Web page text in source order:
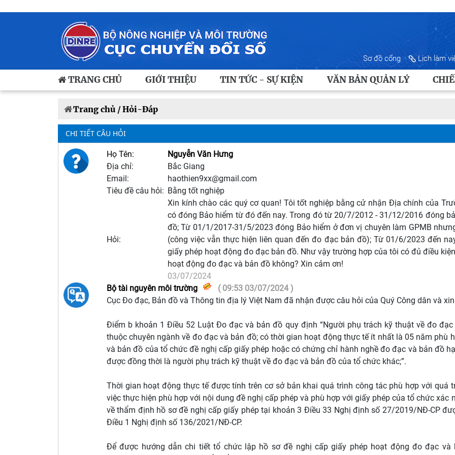
Sơ đồ cổng Lịch làm
TRANG CHỦ GIỚI THIỆU TIN TỨC - SỰ KIỆN VĂN BẢN QUẢN LÝ
Trang chủ /Hỏi-Đáp
CHI TIẾT CÂU HỎI
Họ Tên:
Nguyễn Văn Hưng
Địa chỉ:
Bắc Giang
Email:
haothien9xx@gmail.com
Tiêu đề câu hỏi: Bằng tốt nghiệp
Hỏi:
Xin kính chào các quý cơ quan! Tôi tốt nghiệp bằng cử nhận Địa chính của
có đóng Bảo hiểm từ đó đến nay. Trong đó từ 20/7/2012 - 31/12/2016 đóng
đồ; Từ 01/1/2017-31/5/2023 đóng Bảo hiểm ở đơn vị chuyên làm GPMB
(công việc vẫn thực hiện liên quan đến đo đạc bản đồ); Từ 01/6/2023 đến
giấy phép hoạt động đo đạc bản đồ. Như vậy trường hợp của tôi có đủ điều
hoạt động đo đạc và bản đồ không? Xin cảm ơn!
03/07/2024
Bộ tài nguyên môi trường
( 09:53 03/07/2024 )
Cục Đo đạc, Bản đồ và Thông tin địa lý Việt Nam đã nhận được câu hỏi của Quý Công dân và
Điểm b khoản 1 Điều 52 Luật Đo đạc và bản đồ quy định “Người phụ trách kỹ thuật về đo
thuộc chuyên ngành về đo đạc và bản đồ; có thời gian hoạt động thực tế ít nhất là 05 năm
và bản đồ của tổ chức đề nghị cấp giấy phép hoặc có chứng chỉ hành nghề đo đạc và bản đồ
được đồng thời là người phụ trách kỹ thuật về đo đạc và bản đồ của tổ chức khác;”.
Thời gian hoạt động thực tế được tính trên cơ sở bản khai quá trình công tác phù hợp với quá
việc thực hiện phù hợp với nội dung đề nghị cấp phép và phù hợp với giấy phép của tổ chức
về thẩm định hồ sơ đề nghị cấp giấy phép tại khoản 3 Điều 33 Nghị định số 27/2019/NĐ-CP
Điều 1 Nghị định số 136/2021/NĐ-CP.
Để được hướng dẫn chi tiết tổ chức lập hồ sơ đề nghị cấp giấy phép hoạt động đo đạc